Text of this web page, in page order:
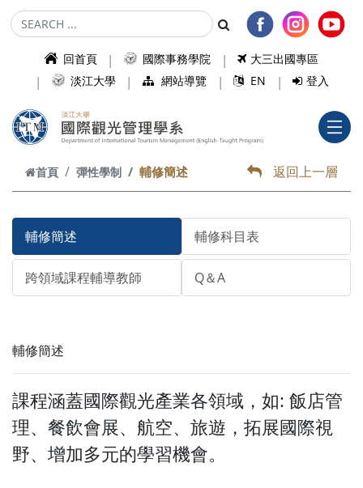
跳到主要內容
回首頁 國際事務學院
大三出國專區
淡江大學
網站導覽 EN 登入
首頁 彈性學制 輔修簡述 返回上一層
輔修簡述 輔修科目表
跨領域課程輔導教師 Q＆A
輔修簡述
課程涵蓋國際觀光產業各領域，如: 飯店管
理、餐飲會展、航空、旅遊，拓展國際視
野、增加多元的學習機會。